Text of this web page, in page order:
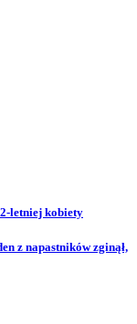
letniej kobiety
z napastników zginął,